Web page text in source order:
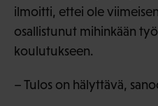
ilmoitti, ettei ole
osallistunut mihinkään
koulutukseen.
– Tulos on hälyttävä,